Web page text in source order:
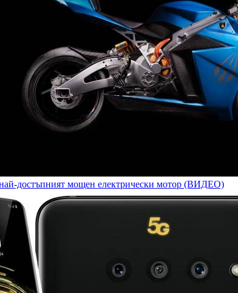
достъпният мощен електрически мотор (ВИДЕО)